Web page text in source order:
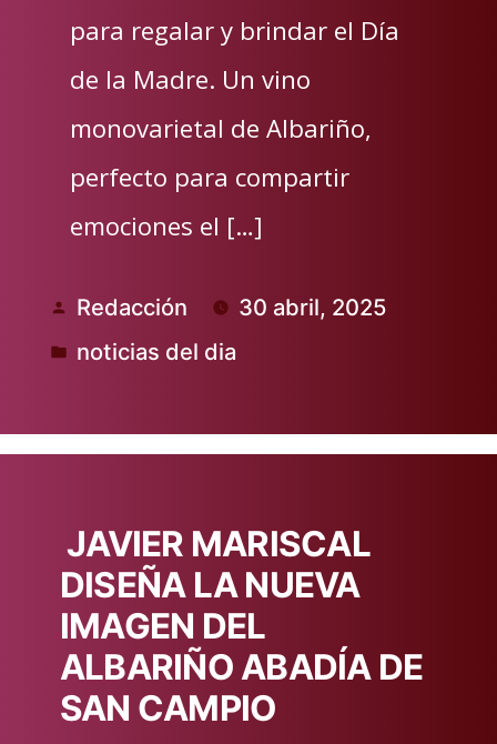
para regalar y brindar el Día
de la Madre. Un vino
monovarietal de Albariño,
perfecto para compartir
emociones el […]
Publicado
por
Redacción 30 abril, 2025
Publicado
noticias del dia
JAVIER MARISCAL
DISEÑA LA NUEVA
IMAGEN DEL
ALBARIÑO ABADÍA DE
SAN CAMPIO